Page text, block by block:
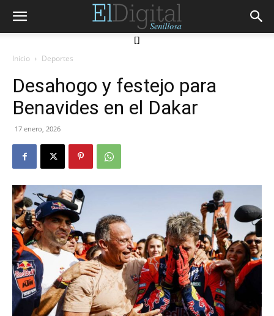
[]
Inicio Deportes
Desahogo y festejo para
Benavides en el Dakar
17 enero, 2026